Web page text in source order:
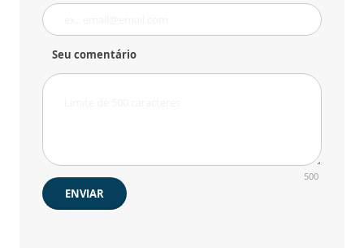
Seu comentário
500
ENVIAR